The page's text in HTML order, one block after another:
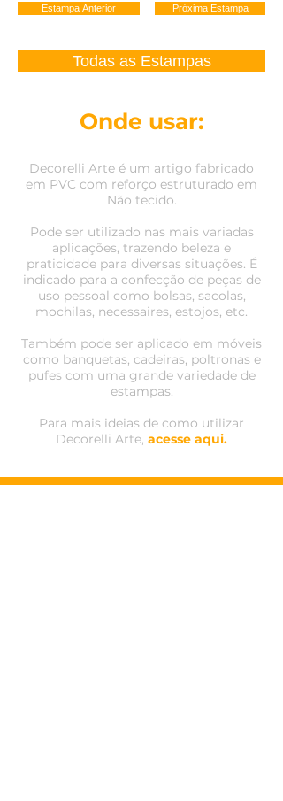
Estampa Anterior Próxima Estampa
Todas as Estampas
Onde usar:
Decorelli Arte é um artigo fabricado
em PVC com reforço estruturado em
Não tecido.
Pode ser utilizado nas mais variadas
aplicações, trazendo beleza e
praticidade para diversas situações. É
indicado para a confecção de peças de
uso pessoal como bolsas, sacolas,
mochilas, necessaires, estojos, etc.
Também pode ser aplicado em móveis
como banquetas, cadeiras, poltronas e
pufes com uma grande variedade de
estampas.
Para mais ideias de como utilizar
Decorelli Arte, acesse aqui.